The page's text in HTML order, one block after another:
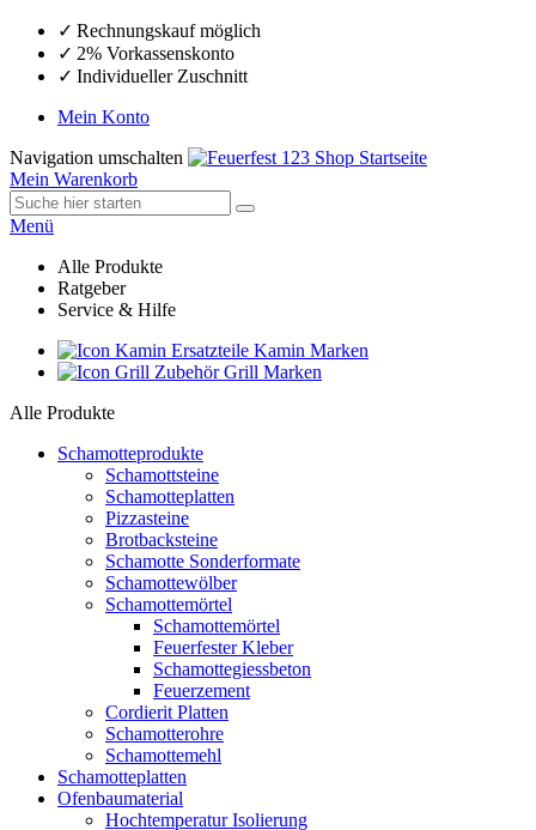
Rechnungskauf möglich
2% Vorkassenskonto
Individueller Zuschnitt
Mein Konto
Navigation umschalten
Mein Warenkorb
Menü
Alle Produkte
Ratgeber
Service & Hilfe
Ersatzteile Kamin Marken
Zubehör Grill Marken
Alle Produkte
Schamotteprodukte
Schamottsteine
Schamotteplatten
Pizzasteine
Brotbacksteine
Schamotte Sonderformate
Schamottewölber
Schamottemörtel
Schamottemörtel
Feuerfester Kleber
Schamottegiessbeton
Feuerzement
Cordierit Platten
Schamotterohre
Schamottemehl
Schamotteplatten
Ofenbaumaterial
Hochtemperatur Isolierung